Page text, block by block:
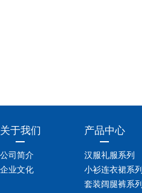
关于我们
公司简介
企业文化
产品中心
汉服礼服系列
小衫连衣裙系列
套装阔腿裤系列